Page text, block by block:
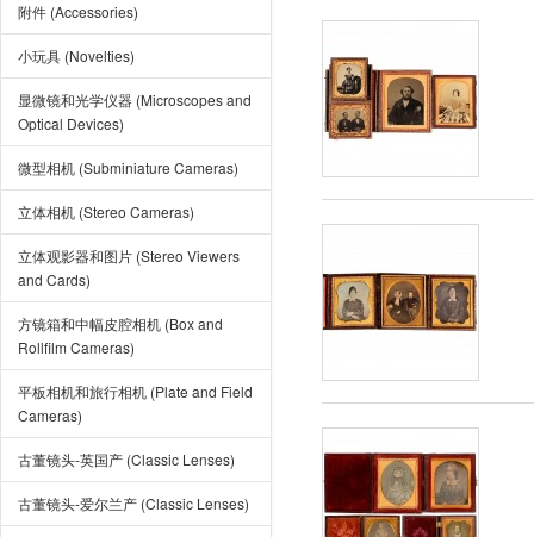
附件 (Accessories)
小玩具 (Novelties)
显微镜和光学仪器 (Microscopes and
Optical Devices)
微型相机 (Subminiature Cameras)
立体相机 (Stereo Cameras)
立体观影器和图片 (Stereo Viewers
and Cards)
方镜箱和中幅皮腔相机 (Box and
Rollfilm Cameras)
平板相机和旅行相机 (Plate and Field
Cameras)
古董镜头-英国产 (Classic Lenses)
古董镜头-爱尔兰产 (Classic Lenses)